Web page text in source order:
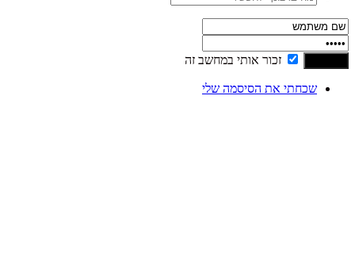
זכור אותי במחשב זה
שכחתי את הסיסמה שלי